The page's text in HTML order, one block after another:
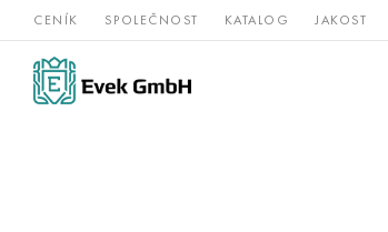
CENÍK SPOLEČNOST KATALOG JAKOST
Slitiny
niklu
nerezová